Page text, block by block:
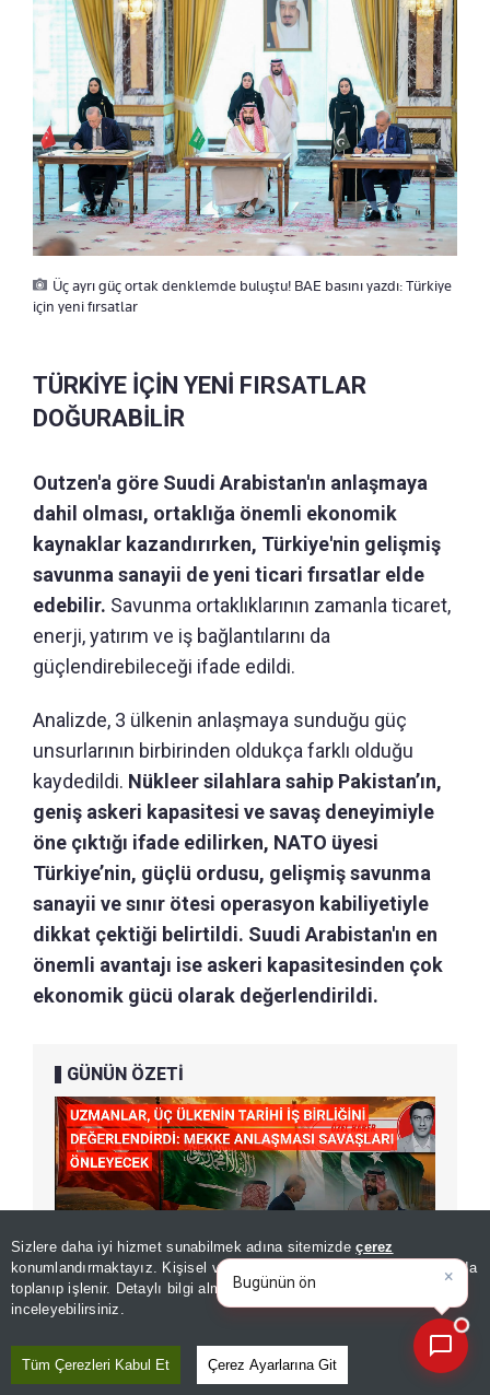
Sizlere daha iyi hizmet sunabilmek adına sitemizdeçerez
konumlandırmaktayız. Kişisel verileriniz, KVKK ve GDPR kapsamında
toplanıp işlenir. Detaylı bilgi almak içinAydınlatma Metnimizi
inceleyebilirsiniz.
Tüm Çerezleri Kabul Et Çerez Ayarlarına Git
Üç ayrı güç ortak denklemde buluştu! BAE basını yazdı: Türkiye
için yeni fırsatlar
TÜRKİYE İÇİN YENİ FIRSATLAR
DOĞURABİLİR
Outzen'a göre Suudi Arabistan'ın anlaşmaya
dahil olması, ortaklığa önemli ekonomik
kaynaklar kazandırırken, Türkiye'nin gelişmiş
savunma sanayii de yeni ticari fırsatlar elde
edebilir. Savunma ortaklıklarının zamanla ticaret,
enerji, yatırım ve iş bağlantılarını da
güçlendirebileceği ifade edildi.
Analizde, 3 ülkenin anlaşmaya sunduğu güç
unsurlarının birbirinden oldukça farklı olduğu
kaydedildi. Nükleer silahlara sahip Pakistan’ın,
geniş askeri kapasitesi ve savaş deneyimiyle
öne çıktığı ifade edilirken, NATO üyesi
Türkiye’nin, güçlü ordusu, gelişmiş savunma
sanayii ve sınır ötesi operasyon kabiliyetiyle
dikkat çektiği belirtildi. Suudi Arabistan'ın en
önemli avantajı ise askeri kapasitesinden çok
ekonomik gücü olarak değerlendirildi.
GÜNÜN ÖZETİ
×
Bugünün öne çıkan manşetleri
ve gelişmeleri nel